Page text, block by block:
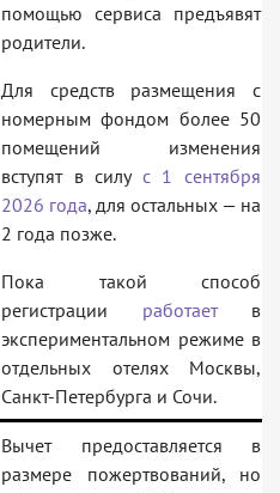
помощью сервиса предъявят
родители.
Для средств размещения с
номерным фондом более 50
помещений изменения
вступят в силу с 1 сентября
2026 года, для остальных — на
2 года позже.
Пока такой способ
регистрации работаетв
экспериментальном режиме в
отдельных отелях Москвы,
Санкт-Петербурга и Сочи.
Вычет предоставляется в
размере пожертвований, но